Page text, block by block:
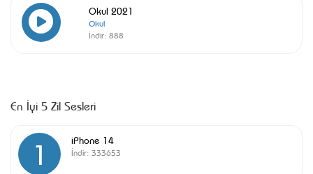
Okul 2021
Okul
İndir: 888
En İyi 5 Zil Sesleri
1 iPhone 14
İndir: 333653